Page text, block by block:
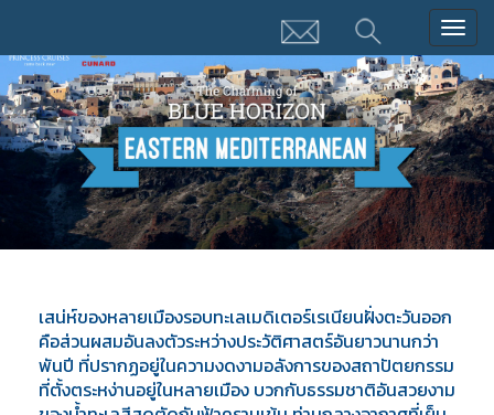
เสน่ห์ของหลายเมืองรอบทะเลเมดิเตอร์เรเนียนฝั่งตะวันออก
คือส่วนผสมอันลงตัวระหว่างประวัติศาสตร์อันยาวนานกว่า
พันปี ที่ปรากฏอยู่ในความงดงามอลังการของสถาปัตยกรรม
ที่ตั้งตระหง่านอยู่ในหลายเมือง บวกกับธรรมชาติอันสวยงาม